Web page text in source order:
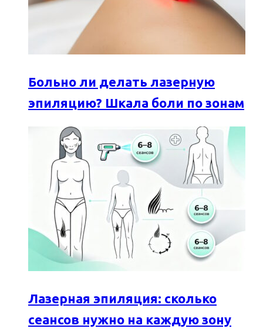
Больно ли делать лазерную
эпиляцию? Шкала боли по зонам
Лазерная эпиляция: сколько
сеансов нужно на каждую зону